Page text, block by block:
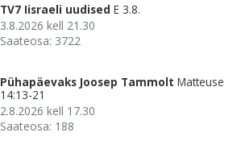
TV7 Iisraeli uudised E 3.8.
3.8.2026 kell 21.30
Saateosa: 3722
Pühapäevaks Joosep Tammolt Matteuse
14:13-21
2.8.2026 kell 17.30
Saateosa: 188